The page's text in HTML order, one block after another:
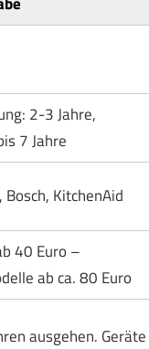
2-3 Jahre,
7 Jahre
KitchenAid
40 Euro –
ab ca. 80 Euro
ausgehen. Geräte